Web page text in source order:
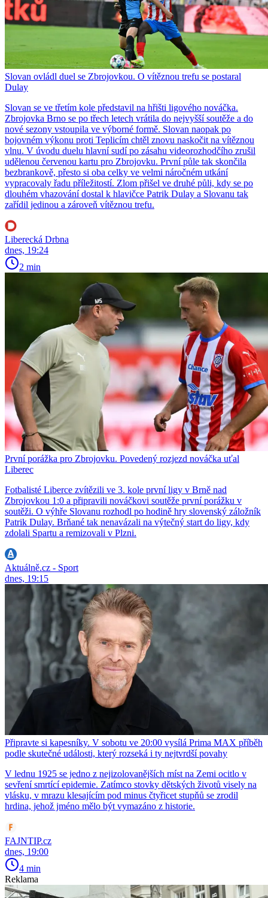
Slovan ovládl duel se Zbrojovkou. O vítěznou trefu se postaral
Dulay
Slovan se ve třetím kole představil na hřišti ligového nováčka.
Zbrojovka Brno se po třech letech vrátila do nejvyšší soutěže a do
nové sezony vstoupila ve výborné formě. Slovan naopak po
bojovném výkonu proti Teplicím chtěl znovu naskočit na vítěznou
vlnu. V úvodu duelu hlavní sudí po zásahu videorozhodčího zrušil
udělenou červenou kartu pro Zbrojovku. První půle tak skončila
bezbrankově, přesto si oba celky ve velmi náročném utkání
vypracovaly řadu příležitostí. Zlom přišel ve druhé půli, kdy se po
dlouhém vhazování dostal k hlavičce Patrik Dulay a Slovanu tak
zařídil jedinou a zároveň vítěznou trefu.
Liberecká Drbna
dnes, 19:24
2 min
První porážka pro Zbrojovku. Povedený rozjezd nováčka uťal
Liberec
Fotbalisté Liberce zvítězili ve 3. kole první ligy v Brně nad
Zbrojovkou 1:0 a připravili nováčkovi soutěže první porážku v
soutěži. O výhře Slovanu rozhodl po hodině hry slovenský záložník
Patrik Dulay. Brňané tak nenavázali na výtečný start do ligy, kdy
zdolali Spartu a remizovali v Plzni.
Aktuálně.cz - Sport
dnes, 19:15
Připravte si kapesníky. V sobotu ve 20:00 vysílá Prima MAX příběh
podle skutečné události, který rozseká i ty nejtvrdší povahy
V lednu 1925 se jedno z nejizolovanějších míst na Zemi ocitlo v
sevření smrtící epidemie. Zatímco stovky dětských životů visely na
vlásku, v mrazu klesajícím pod minus čtyřicet stupňů se zrodil
hrdina, jehož jméno mělo být vymazáno z historie.
FAJNTIP.cz
dnes, 19:00
4 min
Reklama